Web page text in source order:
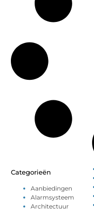
Categorieën
Aanbiedingen
Alarmsysteem
Architectuur